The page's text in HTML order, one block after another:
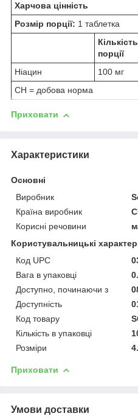
Харчова цінність
Розмір порції: 1 таблетка
порції
Ніацин
100 мг
СН = добова норма
Приховати
Характеристики
Основні
Виробник
Країна виробник
Корисні речовини
Користувальницькі
Код UPC
Вага в упаковці
Доступно, починаючи з
Доступність
Код товару
Кількість в упаковці
Розміри
Приховати
Умови доставки